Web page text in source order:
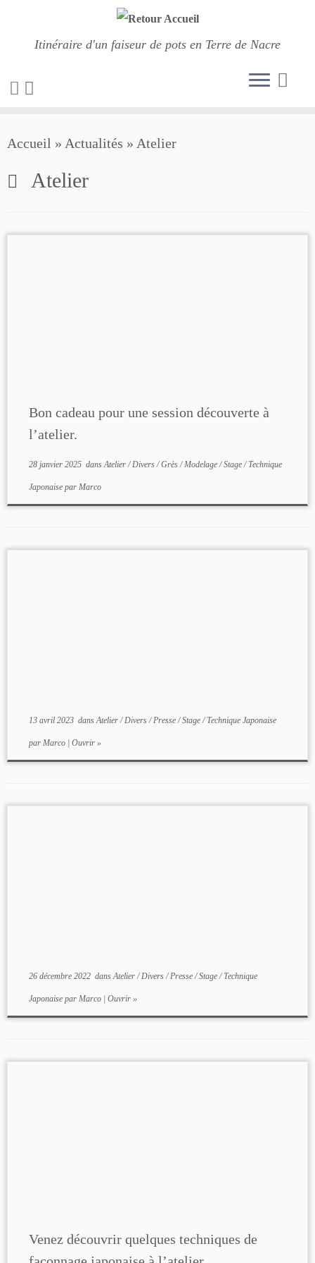
au
contenu
Itinéraire d'un faiseur de pots en Terre de Nacre
Accueil » Actualités » Atelier
Atelier
Bon cadeau pour une session découverte à
l’atelier.
28 janvier 2025dansAtelier/Divers/Grès/Modelage/Stage/ Technique
Japonaise par Marco
13 avril 2023dansAtelier/Divers/Presse/Stage/ Technique Japonaise
par Marco| Ouvrir »
26 décembre 2022dansAtelier/Divers/Presse/Stage/ Technique
Japonaise par Marco| Ouvrir »
Venez découvrir quelques techniques de